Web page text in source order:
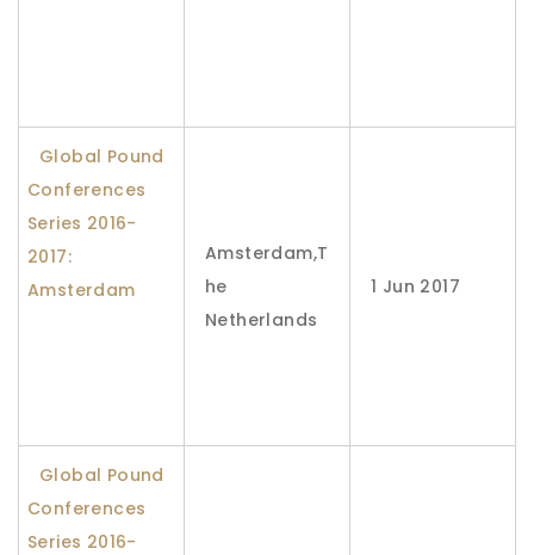
Global Pound
Conferences
Series 2016-
2017:
Amsterdam
Amsterdam,T
he
Netherlands
1 Jun 2017
Global Pound
Conferences
Series 2016-